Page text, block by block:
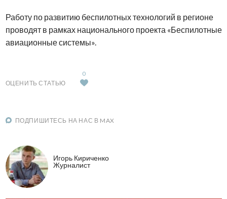
Работу по развитию беспилотных технологий в регионе
проводят в рамках национального проекта «Беспилотные
авиационные системы».
ОЦЕНИТЬ СТАТЬЮ
0
ПОДПИШИТЕСЬ НА НАС В MAX
Игорь Кириченко
Журналист